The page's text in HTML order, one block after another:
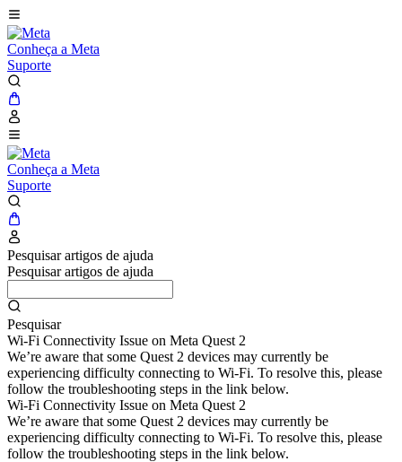
Conheça a Meta
Suporte
Conheça a Meta
Suporte
Pesquisar artigos de ajuda
Pesquisar artigos de ajuda
Pesquisar
Wi-Fi Connectivity Issue on Meta Quest 2
We’re aware that some Quest 2 devices may currently be
experiencing difficulty connecting to Wi-Fi. To resolve this, please
follow the troubleshooting steps in the link below.
Wi-Fi Connectivity Issue on Meta Quest 2
We’re aware that some Quest 2 devices may currently be
experiencing difficulty connecting to Wi-Fi. To resolve this, please
follow the troubleshooting steps in the link below.